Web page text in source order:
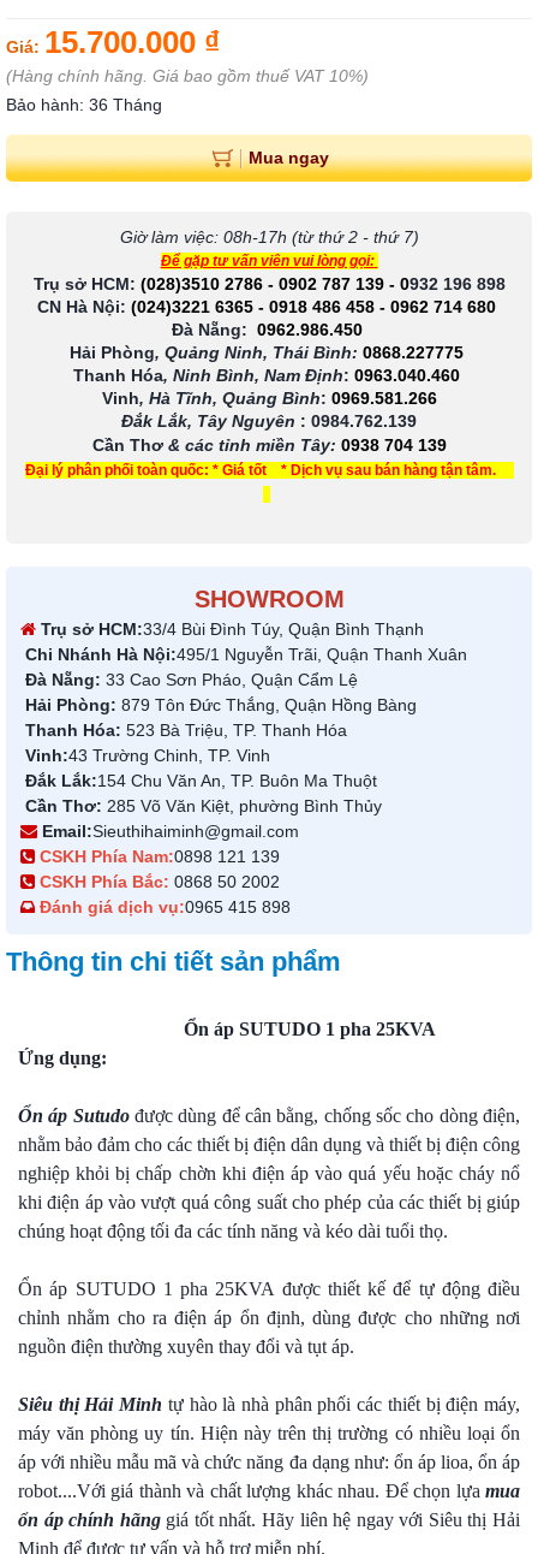
Giá: 15.700.000 ₫
(Hàng chính hãng. Giá bao gồm thuế VAT 10%)
Bảo hành: 36 Tháng
Mua ngay
Giờ làm việc: 08h-17h (từ thứ 2 - thứ 7)
Để gặp tư vấn viên vui lòng gọi:
Trụ sở HCM: (028)3510 2786 - 0902 787 139- 0932 196 898
CN Hà Nội: (024)3221 6365 - 0918 486 458 - 0962 714 680
Đà Nẵng: 0962.986.450
Hải Phòng, Quảng Ninh, Thái Bình: 0868.227775
Thanh Hóa, Ninh Bình, Nam Định: 0963.040.460
Vinh, Hà Tĩnh, Quảng Bình: 0969.581.266
Đắk Lắk, Tây Nguyên : 0984.762.139
Cần Thơ & các tỉnh miền Tây: 0938 704 139
Đại lý phân phối toàn quốc: * Giá tốt * Dịch vụ sau bán hàng tận tâm.
SHOWROOM
Trụ sở HCM:33/4 Bùi Đình Túy, Quận Bình Thạnh
Chi Nhánh Hà Nội:495/1 Nguyễn Trãi, Quận Thanh Xuân
Đà Nẵng: 33 Cao Sơn Pháo, Quận Cẩm Lệ
Hải Phòng: 879 Tôn Đức Thắng, Quận Hồng Bàng
Thanh Hóa: 523 Bà Triệu, TP. Thanh Hóa
Vinh:43 Trường Chinh, TP. Vinh
Đắk Lắk:154 Chu Văn An, TP. Buôn Ma Thuột
Cần Thơ: 285 Võ Văn Kiệt, phường Bình Thủy
Email:Sieuthihaiminh@gmail.com
CSKH Phía Nam:0898 121 139
CSKH Phía Bắc: 0868 50 2002
Đánh giá dịch vụ:0965 415 898
Thông tin chi tiết sản phẩm
Ổn áp SUTUDO 1 pha 25KVA
Ứng dụng:
Ổn áp Sutudo được dùng để cân bằng, chống sốc cho dòng điện,
nhằm bảo đảm cho các thiết bị điện dân dụng và thiết bị điện công
nghiệp khỏi bị chấp chờn khi điện áp vào quá yếu hoặc cháy nổ
khi điện áp vào vượt quá công suất cho phép của các thiết bị giúp
chúng hoạt động tối đa các tính năng và kéo dài tuổi thọ.
Ổn áp SUTUDO 1 pha 25KVA được thiết kế để tự động điều
chỉnh nhằm cho ra điện áp ổn định, dùng được cho những nơi
nguồn điện thường xuyên thay đổi và tụt áp.
Siêu thị Hải Minh tự hào là nhà phân phối các thiết bị điện máy,
máy văn phòng uy tín. Hiện này trên thị trường có nhiều loại ổn
áp với nhiều mẫu mã và chức năng đa dạng như: ổn áp lioa, ổn áp
robot....Với giá thành và chất lượng khác nhau. Để chọn lựa mua
ổn áp chính hãnggiá tốt nhất. Hãy liên hệ ngay với Siêu thị Hải
Minh để được tư vấn và hỗ trợ miễn phí.